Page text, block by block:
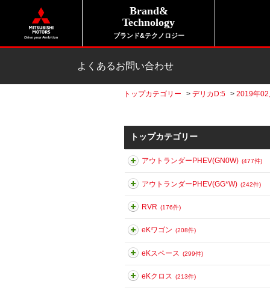
Brand&
Technology
ブランド&テクノロジー
よくあるお問い合わせ
トップカテゴリー > デリカD:5 > 2019年02
トップカテゴリー
アウトランダーPHEV(GN0W) (477件)
アウトランダーPHEV(GG*W) (242件)
RVR (176件)
eKワゴン (208件)
eKスペース (299件)
eKクロス (213件)